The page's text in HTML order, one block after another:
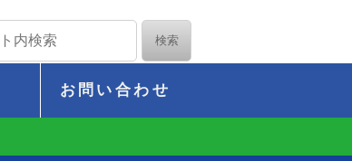
お問い合わせ